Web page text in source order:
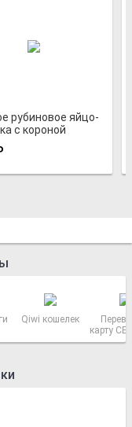
рубиновое яйцо-
с короной
Qiwi кошелек
карту